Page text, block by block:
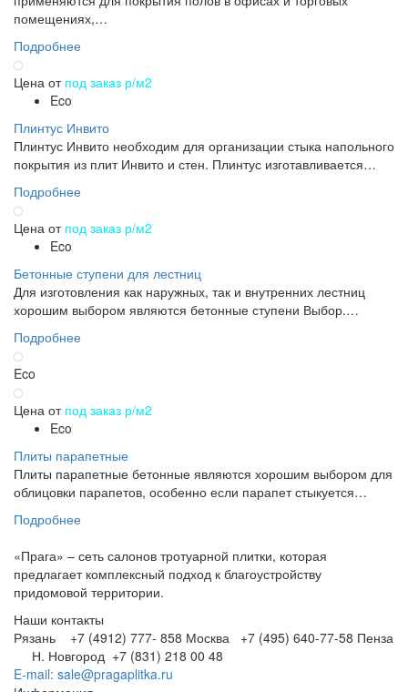
помещениях,…
Подробнее
Цена от под заказ р/м2
Eco
Плинтус Инвито
Плинтус Инвито необходим для организации стыка напольного
покрытия из плит Инвито и стен. Плинтус изготавливается…
Подробнее
Цена от под заказ р/м2
Eco
Бетонные ступени для лестниц
Для изготовления как наружных, так и внутренних лестниц
хорошим выбором являются бетонные ступени Выбор.…
Подробнее
Eco
Цена от под заказ р/м2
Eco
Плиты парапетные
Плиты парапетные бетонные являются хорошим выбором для
облицовки парапетов, особенно если парапет стыкуется…
Подробнее
«Прага» – сеть салонов тротуарной плитки, которая
предлагает комплексный подход к благоустройству
придомовой территории.
Наши контакты
Рязань +7 (4912) 777- 858 Москва +7 (495) 640-77-58 Пенза
Н. Новгород +7 (831) 218 00 48
E-mail: sale@pragaplitka.ru